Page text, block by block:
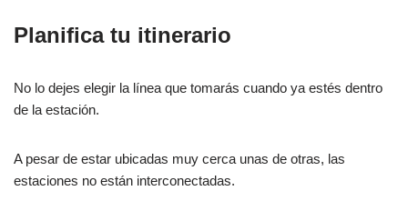
Planifica tu itinerario
No lo dejes elegir la línea que tomarás cuando ya estés dentro
de la estación.
A pesar de estar ubicadas muy cerca unas de otras, las
estaciones no están interconectadas.